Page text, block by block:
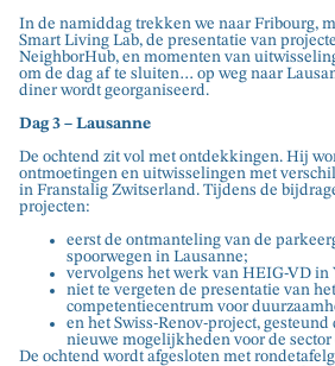
In de namiddag trekken we naar Fribourg,
Smart Living Lab, de presentatie van
NeighborHub, en momenten van
om de dag af te sluiten… op weg naar
diner wordt georganiseerd.
Dag 3 – Lausanne
De ochtend zit vol met ontdekkingen. Hij
ontmoetingen en uitwisselingen met
in Franstalig Zwitserland. Tijdens de
projecten:
eerst de ontmanteling van de
spoorwegen in Lausanne;
vervolgens het werk van HEIG-VD in
niet te vergeten de presentatie van
competentiecentrum voor
en het Swiss-Renov-project,
nieuwe mogelijkheden voor de sector
De ochtend wordt afgesloten met